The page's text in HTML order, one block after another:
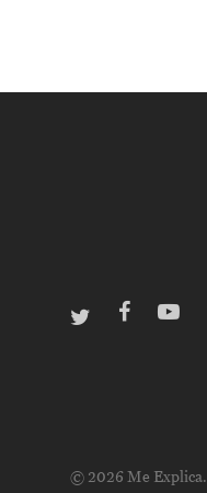
© 2026 Me Explica.